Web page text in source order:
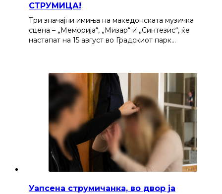
СТРУМИЦА!
Три значајни имиња на македонската музичка
сцена – „Меморија“, „Мизар“ и „Синтезис“, ќе
настапат на 15 август во Градскиот парк…
Уапсена струмичанка, во двор ја